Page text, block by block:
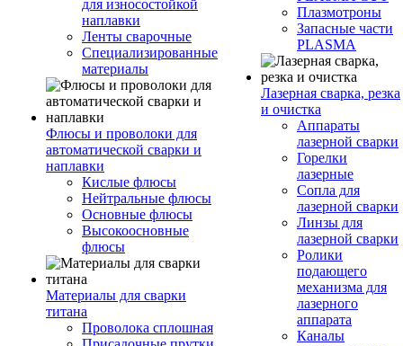
для износостойкой
наплавки
Ленты сварочные
Специализированные
материалы
Флюсы и проволоки для
автоматической сварки и
наплавки
Кислые флюсы
Нейтральные флюсы
Основные флюсы
Высокоосновные
флюсы
Материалы для сварки
титана
Проволока сплошная
Плазмотроны
Запасные части
PLASMA
Лазерная сварка, резка
и очистка
Аппараты
лазерной сварки
Горелки
лазерные
Сопла для
лазерной сварки
Линзы для
лазерной сварки
Ролики
подающего
механизма для
лазерного
аппарата
Каналы